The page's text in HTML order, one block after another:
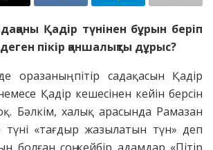
Қадір түнінен бұрын беріп
пікір қаншалықты дұрыс?
оразаның пітір садақасын Қадір
Қадір кешесінен кейін берсін
Бәлкім, халық арасында Рамазан
түні «тағдыр жазылатын түн» деп